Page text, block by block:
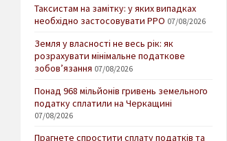
Таксистам на замітку: у яких випадках
необхідно застосовувати РРО 07/08/2026
Земля у власності не весь рік: як
розрахувати мінімальне податкове
зобов’язання 07/08/2026
Понад 968 мільйонів гривень земельного
податку сплатили на Черкащині
07/08/2026
Прагнете спростити сплату податків та